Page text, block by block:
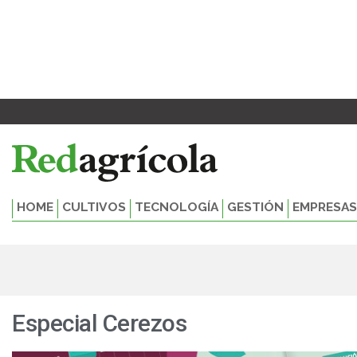
HOME CULTIVOS TECNOLOGÍA GESTIÓN EMPRESAS
Especial Cerezos